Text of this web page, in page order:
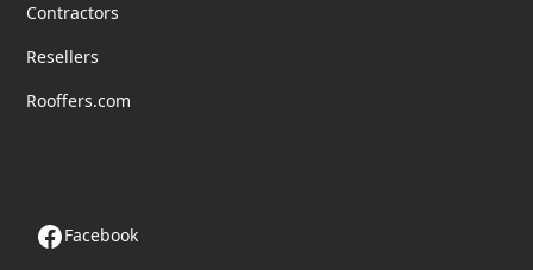
Contractors
Resellers
Rooffers.com
Facebook